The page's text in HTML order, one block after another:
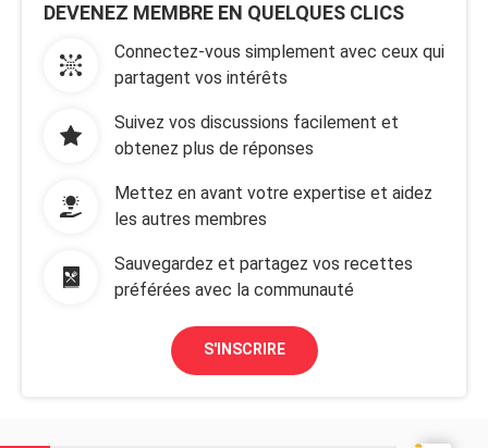
DEVENEZ MEMBRE EN QUELQUES CLICS
Connectez-vous simplement avec ceux qui
partagent vos intérêts
Suivez vos discussions facilement et
obtenez plus de réponses
Mettez en avant votre expertise et aidez
les autres membres
Sauvegardez et partagez vos recettes
préférées avec la communauté
S'INSCRIRE